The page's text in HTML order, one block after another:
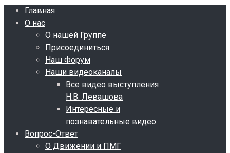
Главная
О нас
О нашей Группе
Присоединиться
Наш Форум
Наши видеоканалы
Все видео выступления
Н.В. Левашова
Интересные и
познавательные видео
Вопрос-Ответ
О Движении и ПМГ